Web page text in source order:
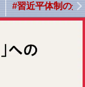
#習近平体制の光